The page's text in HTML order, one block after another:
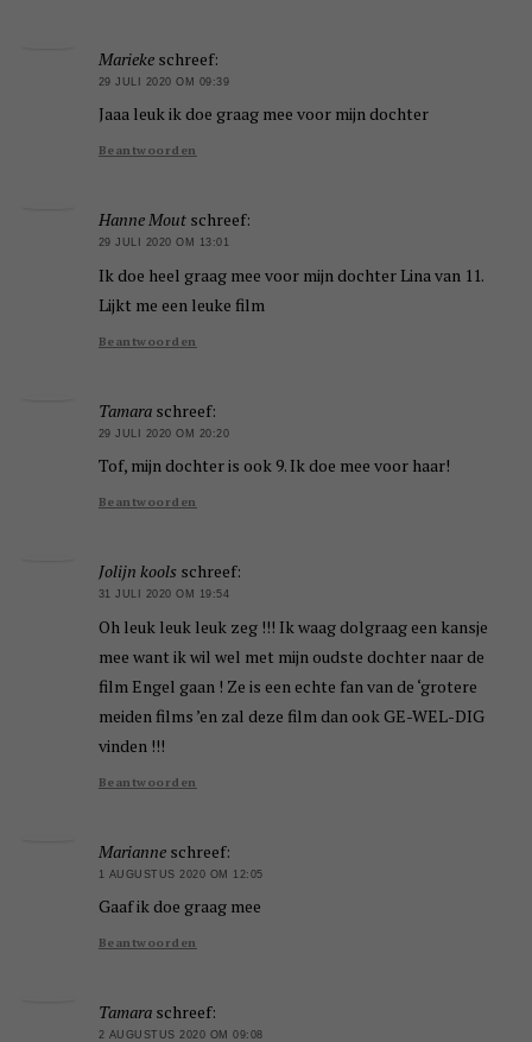
Marieke schreef:
29 JULI 2020 OM 09:39
Jaaa leuk ik doe graag mee voor mijn dochter
Beantwoorden
Hanne Mout schreef:
29 JULI 2020 OM 13:01
Ik doe heel graag mee voor mijn dochter Lina van 11.
Lijkt me een leuke film
Beantwoorden
Tamara schreef:
29 JULI 2020 OM 20:20
Tof, mijn dochter is ook 9. Ik doe mee voor haar!
Beantwoorden
Jolijn kools schreef:
31 JULI 2020 OM 19:54
Oh leuk leuk leuk zeg !!! Ik waag dolgraag een kansje
mee want ik wil wel met mijn oudste dochter naar de
film Engel gaan ! Ze is een echte fan van de ‘grotere
meiden films ’en zal deze film dan ook GE-WEL-DIG
vinden !!!
Beantwoorden
Marianne schreef:
1 AUGUSTUS 2020 OM 12:05
Gaaf ik doe graag mee
Beantwoorden
Tamara schreef:
2 AUGUSTUS 2020 OM 09:08